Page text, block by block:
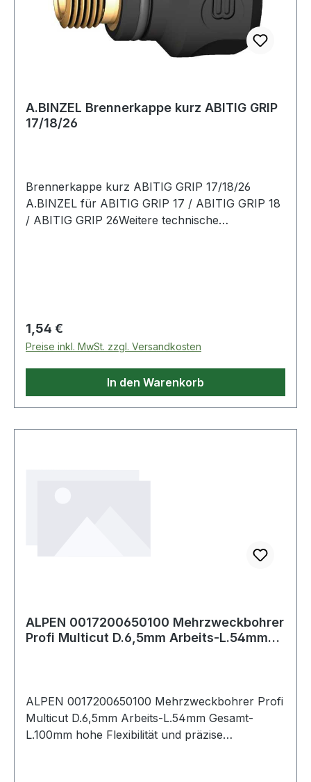
A.BINZEL Brennerkappe kurz ABITIG GRIP
17/18/26
Brennerkappe kurz ABITIG GRIP 17/18/26
A.BINZEL für ABITIG GRIP 17 / ABITIG GRIP 18
/ ABITIG GRIP 26Weitere technische
Regulärer Preis:
1,54 €
Preise inkl. MwSt. zzgl. Versandkosten
In den Warenkorb
ALPEN 0017200650100 Mehrzweckbohrer
Profi Multicut D.6,5mm Arbeits-L.54mm
ALPEN 0017200650100 Mehrzweckbohrer Profi
Multicut D.6,5mm Arbeits-L.54mm Gesamt-
L.100mm hohe Flexibilität und präzise